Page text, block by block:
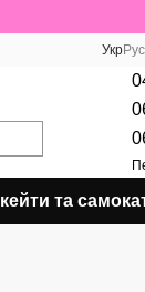
УкрРус
та